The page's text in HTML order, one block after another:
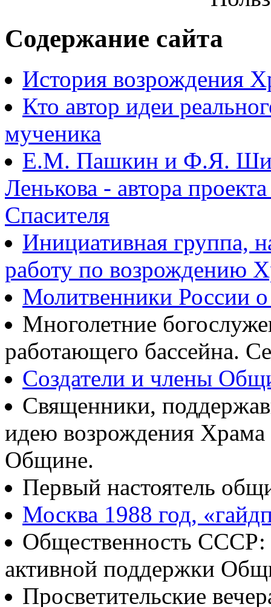
Содержание сайта
История возрождения
Кто автор идеи
мученика
Е.М. Пашкин и Ф.Я.
Ленькова - автора
Спасителя
Инициативная группа,
работу по возрождению
Молитвенники России
Многолетние
работающего бассейна.
Создатели и члены
Священники,
идею возрождения
Общине.
Первый настоятель
Москва 1988 год,
Общественность СССР:
активной поддержки
Просветительские